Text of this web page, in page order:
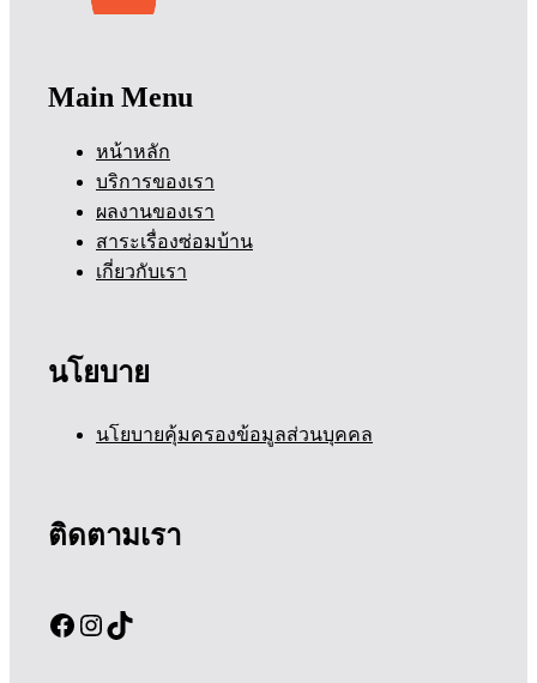
Main Menu
หน้าหลัก
บริการของเรา
ผลงานของเรา
สาระเรื่องซ่อมบ้าน
เกี่ยวกับเรา
นโยบาย
นโยบายคุ้มครองข้อมูลส่วนบุคคล
ติดตามเรา
Facebook
Instagram
TikTok